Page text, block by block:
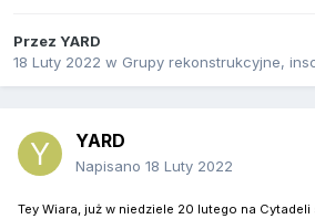
Przez YARD
18 Luty 2022 w Grupy rekonstrukcyjne,
YARD
Napisano 18 Luty 2022
Tey Wiara, już w niedziele 20 lutego na